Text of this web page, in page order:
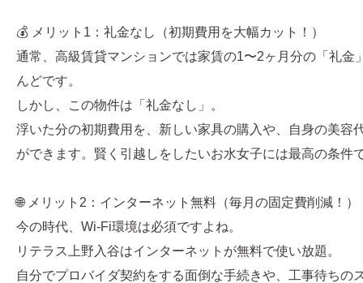
💰 メリット1：礼金なし（初期費用を大幅カット！）
通常、高級賃貸マンションでは家賃の1〜2ヶ月分の「礼金
んどです。
しかし、この物件は「礼金なし」。
浮いた分の初期費用を、新しい家具の購入や、自身の美容
ができます。賢く引越しをしたいお水女子には最高の条件
🌐 メリット2：インターネット無料（毎月の固定費削減！）
今の時代、Wi-Fi環境は必須ですよね。
リテラス上野入谷はインターネットが無料で使い放題。
自分でプロバイダ契約をする面倒な手続きや、工事待ちの